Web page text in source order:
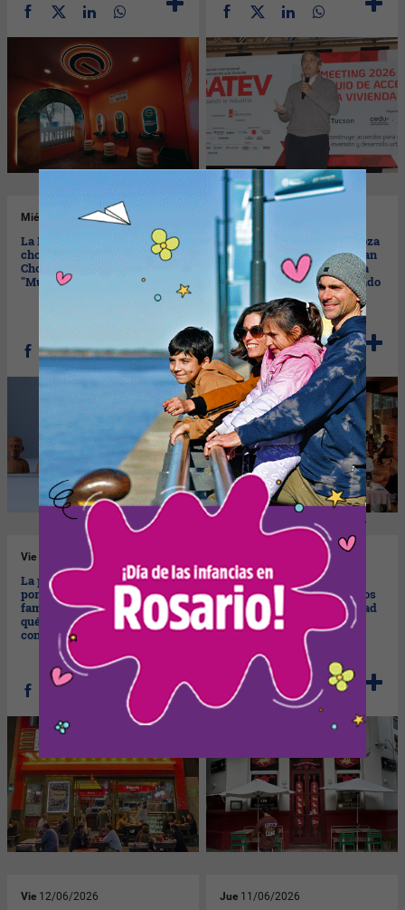
Mié24/06/2026
La Rural se viste de
chocolate: Llega La
Chocolaterie 2026 en modo
"Mundial"
Mar 23/06/2026
Fusión de regiones: Mendoza
y la Patagonia se encuentran
en una nueva edición de La
Mesa Compartida de Bravado
Vie 19/06/2026
La paradoja de la pizza
porteña (y de la fila más
famosa de Buenos Aires): por
qué Güerrin crece mientras el
consumo masivo se retrae
Koko Bao Bar: el fenómeno
que instaló el bao en Buenos
Aires consolida su identidad
urbana y expande su
propuesta
Vie 12/06/2026 Jue 11/06/2026